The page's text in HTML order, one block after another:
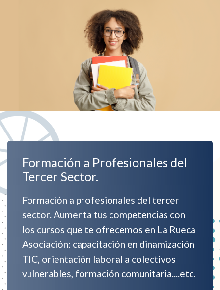
Formación a Profesionales del
Tercer Sector.
Formación a profesionales del tercer
sector. Aumenta tus competencias con
los cursos que te ofrecemos en La Rueca
Asociación: capacitación en dinamización
TIC, orientación laboral a colectivos
vulnerables, formación comunitaria....etc.